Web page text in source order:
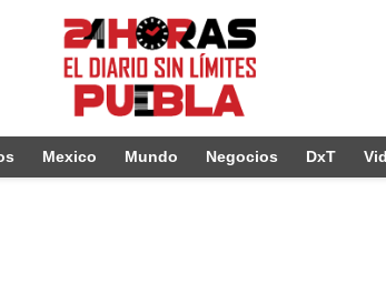
Mexico Mundo Negocios DxT